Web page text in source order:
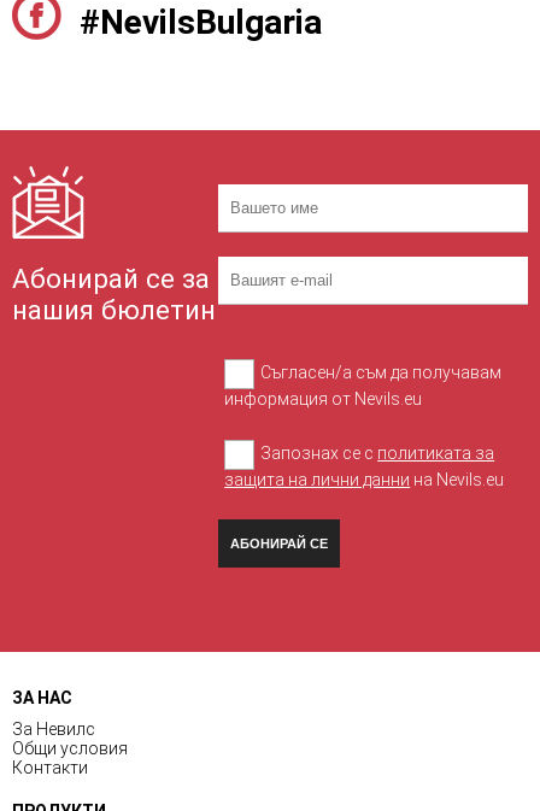
#NevilsBulgaria
Абонирай се за
нашия бюлетин
Съгласен/а съм да получавам
информация от Nevils.eu
Запознах се с политиката за
защита на лични данни на Nevils.eu
АБОНИРАЙ СЕ
ЗА НАС
За Невилс
Общи условия
Контакти